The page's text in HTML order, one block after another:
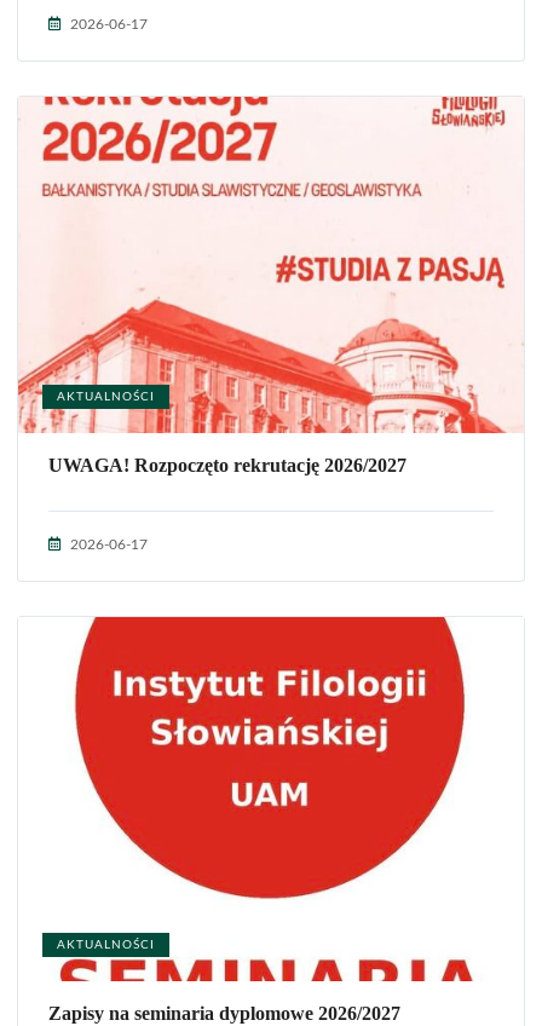
2026-06-17
AKTUALNOŚCI
UWAGA! Rozpoczęto rekrutację 2026/2027
2026-06-17
AKTUALNOŚCI
Zapisy na seminaria dyplomowe 2026/2027